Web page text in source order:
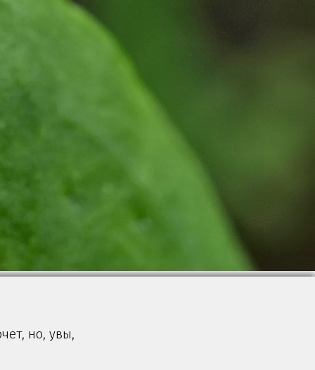
но, увы,